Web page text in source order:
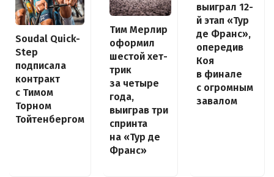
Soudal Quick-
Step
подписала
контракт
с Тимом
Торном
Тойтенбергом
Тим Мерлир
оформил
шестой хет-
трик
за четыре
года,
выиграв три
спринта
на «Тур де
Франс»
выиграл 12-
й этап «Тур
де Франс»,
опередив
Коя
в финале
с огромным
завалом